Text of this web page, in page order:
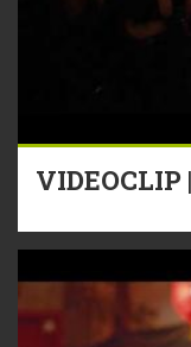
VIDEOCLIP